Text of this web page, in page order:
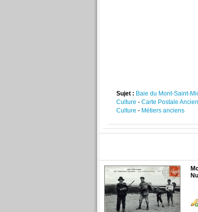
Sujet : Baie du Mont-Saint-
Culture - Carte Postale
Culture - Métiers anciens